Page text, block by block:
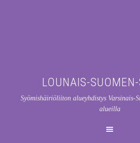
LOUNAIS-
Syömishäiriöliiton alueyhdistys Varsinais-
alueilla